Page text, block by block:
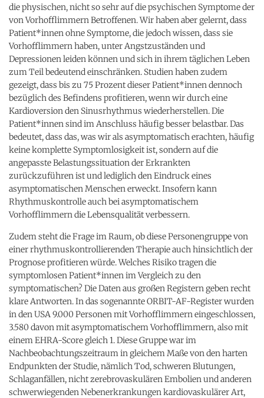
die physischen, nicht so sehr auf die psychischen Symptome der
von Vorhofflimmern Betroffenen. Wir haben aber gelernt, dass
Patient*innen ohne Symptome, die jedoch wissen, dass sie
Vorhofflimmern haben, unter Angstzuständen und
Depressionen leiden können und sich in ihrem täglichen Leben
zum Teil bedeutend einschränken. Studien haben zudem
gezeigt, dass bis zu 75 Prozent dieser Patient*innen dennoch
bezüglich des Befindens profitieren, wenn wir durch eine
Kardioversion den Sinusrhythmus wiederherstellen. Die
Patient*innen sind im Anschluss häufig besser belastbar. Das
bedeutet, dass das, was wir als asymptomatisch erachten, häufig
keine komplette Symptomlosigkeit ist, sondern auf die
angepasste Belastungssituation der Erkrankten
zurückzuführen ist und lediglich den Eindruck eines
asymptomatischen Menschen erweckt. Insofern kann
Rhythmuskontrolle auch bei asymptomatischem
Vorhofflimmern die Lebensqualität verbessern.
Zudem steht die Frage im Raum, ob diese Personengruppe von
einer rhythmuskontrollierenden Therapie auch hinsichtlich der
Prognose profitieren würde. Welches Risiko tragen die
symptomlosen Patient*innen im Vergleich zu den
symptomatischen? Die Daten aus großen Registern geben recht
klare Antworten. In das sogenannte ORBIT-AF-Register wurden
in den USA 9.000 Personen mit Vorhofflimmern eingeschlossen,
3.580 davon mit asymptomatischem Vorhofflimmern, also mit
einem EHRA-Score gleich 1. Diese Gruppe war im
Nachbeobachtungszeitraum in gleichem Maße von den harten
Endpunkten der Studie, nämlich Tod, schweren Blutungen,
Schlaganfällen, nicht zerebrovaskulären Embolien und anderen
schwerwiegenden Nebenerkrankungen kardiovaskulärer Art,